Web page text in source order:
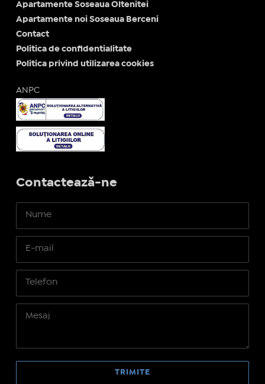
Apartamente Soseaua Oltenitei
Apartamente noi Soseaua Berceni
Contact
Politica de confidentialitate
Politica privind utilizarea cookies
ANPC
Contactează-ne